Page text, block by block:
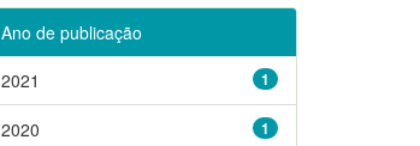
Ano de publicação
1
2021
1
2020